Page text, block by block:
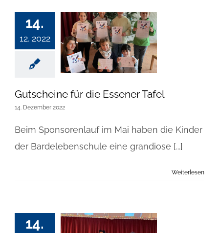
14.
12. 2022
Gutscheine für
die Essener Tafel
Gutscheine für die Essener Tafel
14. Dezember 2022
Beim Sponsorenlauf im Mai haben die Kinder
der Bardelebenschule eine grandiose [...]
Weiterlesen
14.